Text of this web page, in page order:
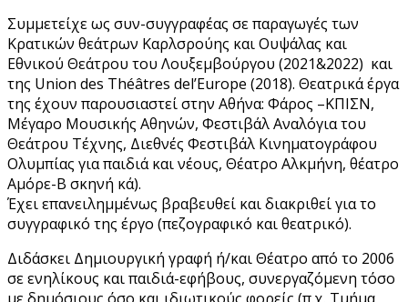
Συμμετείχε ως συν-συγγραφέας σε παραγωγές των
Κρατικών θεάτρων Καρλσρούης και Ουψάλας και
Εθνικού Θεάτρου του Λουξεμβούργου (2021&2022) και
της Union des Théâtres del’Εurope (2018). Θεατρικά έργα
της έχουν παρουσιαστεί στην Αθήνα: Φάρος –ΚΠΙΣΝ,
Μέγαρο Μουσικής Αθηνών, Φεστιβάλ Αναλόγια του
Θεάτρου Τέχνης, Διεθνές Φεστιβάλ Κινηματογράφου
Ολυμπίας για παιδιά και νέους, Θέατρο Αλκμήνη, θέατρο
Αμόρε-Β σκηνή κά).
Έχει επανειλημμένως βραβευθεί και διακριθεί για το
συγγραφικό της έργο (πεζογραφικό και θεατρικό).
Διδάσκει Δημιουργική γραφή ή/και Θέατρο από το 2006
σε ενηλίκους και παιδιά-εφήβους, συνεργαζόμενη τόσο